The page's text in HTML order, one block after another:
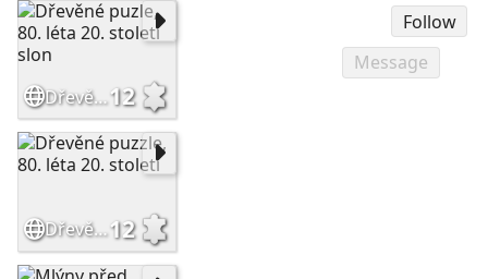
Follow
Message
Dřevěné puzle, 80. léta 20. století slon12
Dřevěné puzzle, 80. léta 20. století12